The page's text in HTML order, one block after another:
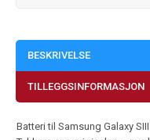
BESKRIVELSE
TILLEGGSINFORMASJON
Batteri til Samsung Galaxy